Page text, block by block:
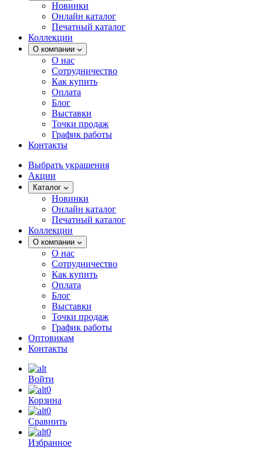
Новинки
Онлайн каталог
Печатный каталог
Коллекции
О компании
О нас
Сотрудничество
Как купить
Оплата
Блог
Выставки
Точки продаж
График работы
Контакты
Выбрать украшения
Акции
Каталог
Новинки
Онлайн каталог
Печатный каталог
Коллекции
О компании
О нас
Сотрудничество
Как купить
Оплата
Блог
Выставки
Точки продаж
График работы
Оптовикам
Контакты
Войти
0
Корзина
0
Сравнить
0
Избранное